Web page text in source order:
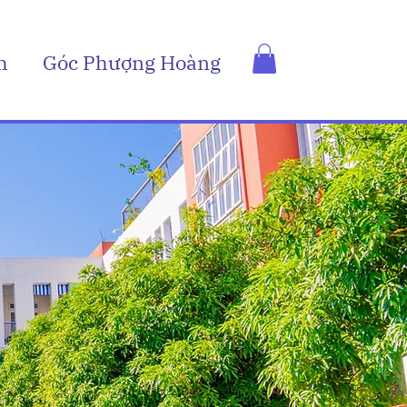
Góc Phượng Hoàng